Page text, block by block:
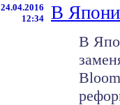
24.04.2016
12:34
В
В